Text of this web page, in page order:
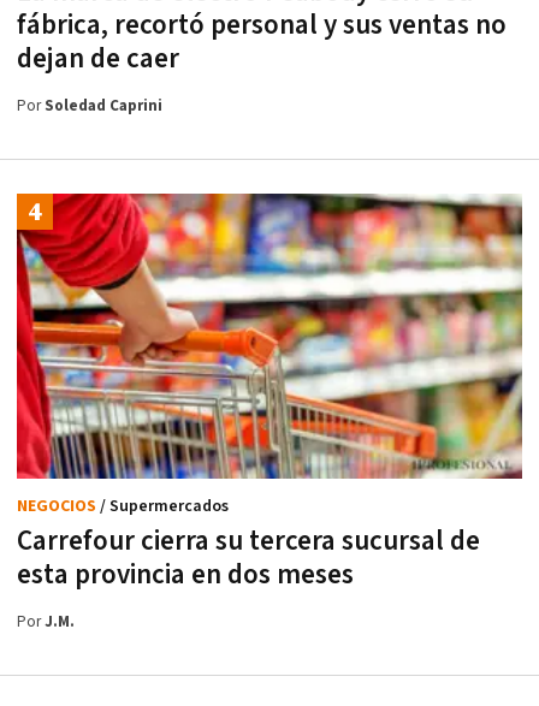
fábrica, recortó personal y sus ventas no
dejan de caer
PorSoledad Caprini
Carrefour cierra su tercera sucursal de
esta provincia en dos meses
NEGOCIOS / Supermercados
PorJ.M.